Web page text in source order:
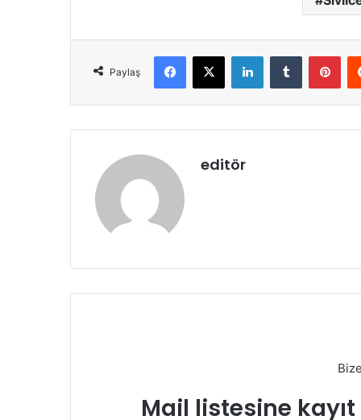
Paylaş
Facebook
X LinkedInTumblr
editör
Mail listesine